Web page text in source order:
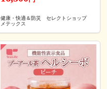
トート 鞄 カバン RGBBBAB-BK
健康・快適＆防災 セレクトショップ
メテックス